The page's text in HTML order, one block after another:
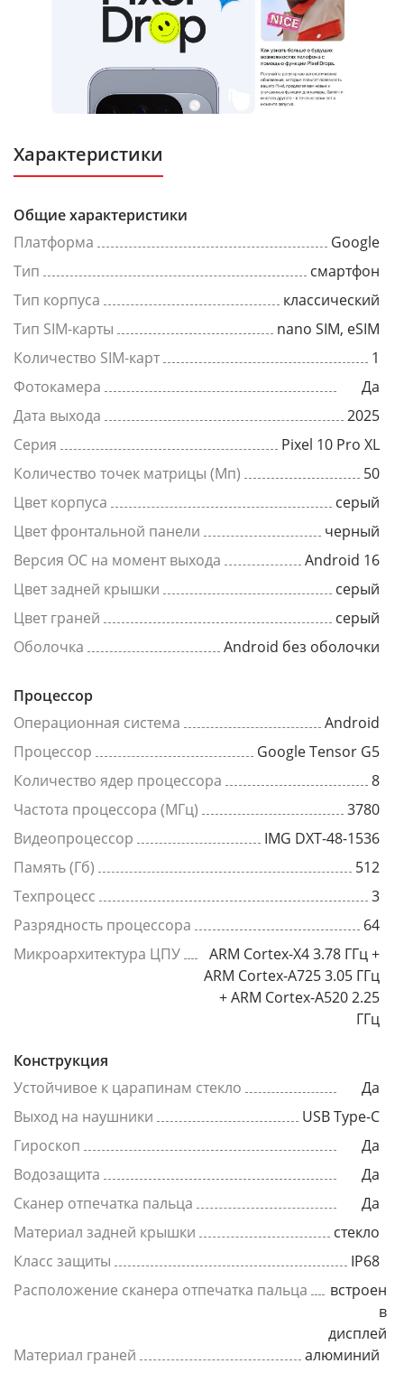
Характеристики
Общие характеристики
Платформа
Google
Тип
смартфон
Тип корпуса
классический
Тип SIM-карты
nano SIM, eSIM
Количество SIM-карт
1
Фотокамера
Да
Дата выхода
2025
Серия
Pixel 10 Pro XL
Количество точек матрицы (Мп)
50
Цвет корпуса
серый
Цвет фронтальной панели
черный
Версия ОС на момент выхода
Android 16
Цвет задней крышки
серый
Цвет граней
серый
Оболочка
Android без оболочки
Процессор
Операционная система
Android
Процессор
Google Tensor G5
Количество ядер процессора
8
Частота процессора (МГц)
3780
Видеопроцессор
IMG DXT-48-1536
Память (Гб)
512
Техпроцесс
3
Разрядность процессора
64
Микроархитектура ЦПУ
ARM Cortex-X4 3.78 ГГц +
ARM Cortex-A725 3.05 ГГц
+ ARM Cortex-A520 2.25
ГГц
Конструкция
Устойчивое к царапинам стекло
Да
Выход на наушники
USB Type-C
Гироскоп
Да
Водозащита
Да
Сканер отпечатка пальца
Да
Материал задней крышки
стекло
Класс защиты
IP68
Расположение сканера отпечатка пальца
встроен
в
дисплей
Материал граней
алюминий